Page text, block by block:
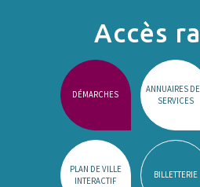
Accès
DÉMARCHES
ANNUAIRES
SERVICES
PLAN DE VILLE
INTERACTIF
BILLETTERIE